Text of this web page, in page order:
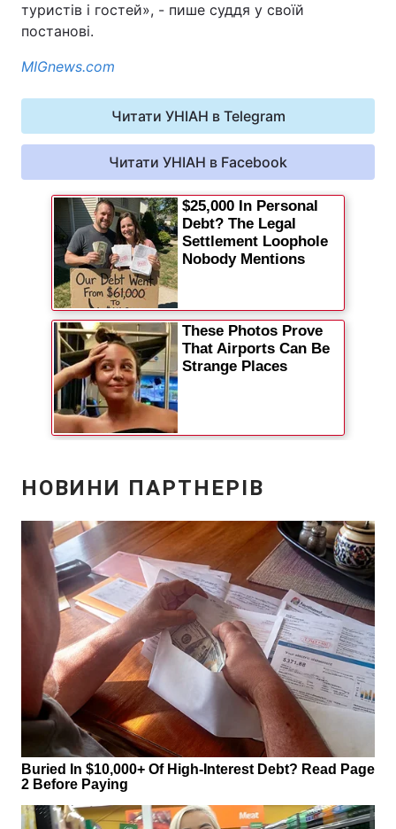
Техно і зв'язок
Туризм
Відео з Youtube Статті
Інтерв'ю Думки
Архів Вакансії
Контакти
ПОСЛУГИ
Реклама на сайті Фотобанк
туристів і гостей», - пише суддя у своїй
постанові.
MIGnews.com
Читати УНІАН в Telegram
Читати УНІАН в Facebook